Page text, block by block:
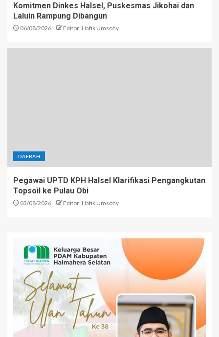
Komitmen Dinkes Halsel, Puskesmas Jikohai dan
Laluin Rampung Dibangun
06/08/2026 Editor: Hafik Umsohy
DAERAH
Pegawai UPTD KPH Halsel Klarifikasi Pengangkutan
Topsoil ke Pulau Obi
03/08/2026 Editor: Hafik Umsohy